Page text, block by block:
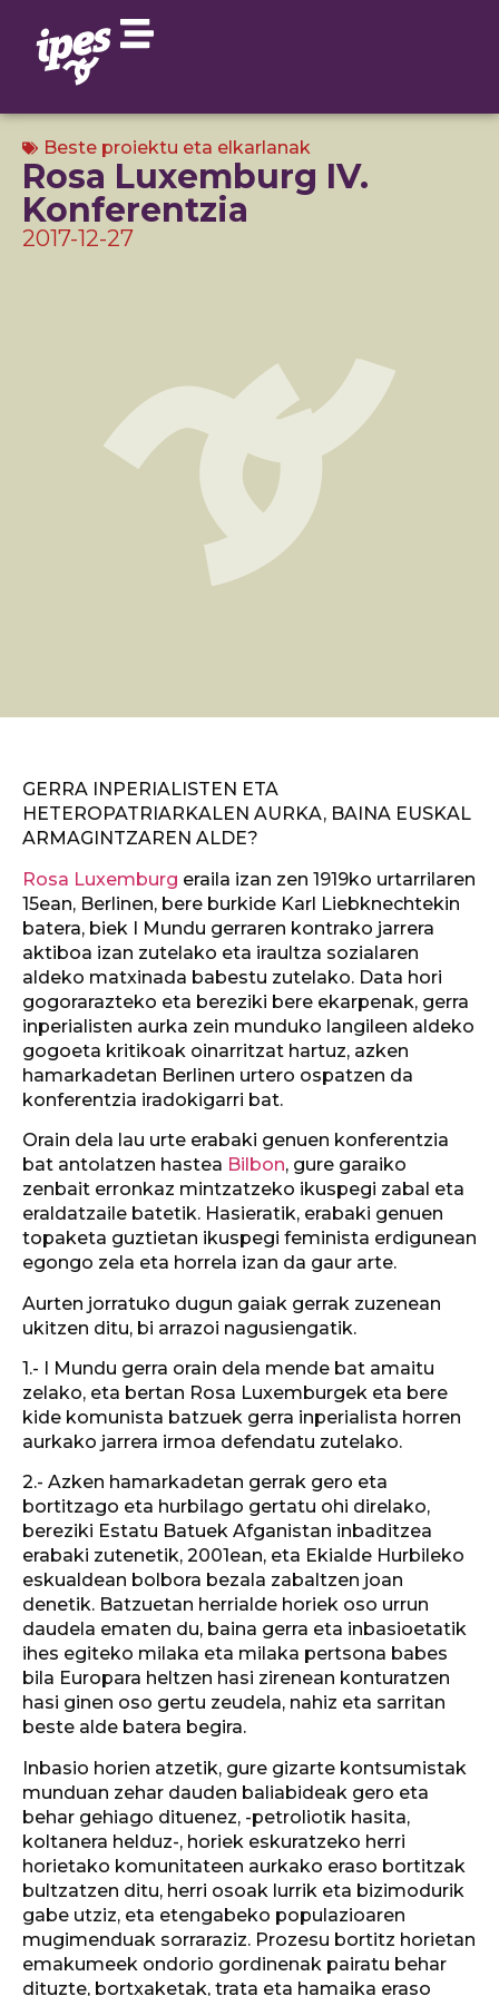
Beste proiektu eta elkarlanak
Rosa Luxemburg IV.
Konferentzia
2017-12-27
GERRA INPERIALISTEN ETA
HETEROPATRIARKALEN AURKA, BAINA EUSKAL
ARMAGINTZAREN ALDE?
Rosa Luxemburg eraila izan zen 1919ko urtarrilaren
15ean, Berlinen, bere burkide Karl Liebknechtekin
batera, biek I Mundu gerraren kontrako jarrera
aktiboa izan zutelako eta iraultza sozialaren
aldeko matxinada babestu zutelako. Data hori
gogorarazteko eta bereziki bere ekarpenak, gerra
inperialisten aurka zein munduko langileen aldeko
gogoeta kritikoak oinarritzat hartuz, azken
hamarkadetan Berlinen urtero ospatzen da
konferentzia iradokigarri bat.
Orain dela lau urte erabaki genuen konferentzia
bat antolatzen hastea Bilbon, gure garaiko
zenbait erronkaz mintzatzeko ikuspegi zabal eta
eraldatzaile batetik. Hasieratik, erabaki genuen
topaketa guztietan ikuspegi feminista erdigunean
egongo zela eta horrela izan da gaur arte.
Aurten jorratuko dugun gaiak gerrak zuzenean
ukitzen ditu, bi arrazoi nagusiengatik.
1.- I Mundu gerra orain dela mende bat amaitu
zelako, eta bertan Rosa Luxemburgek eta bere
kide komunista batzuek gerra inperialista horren
aurkako jarrera irmoa defendatu zutelako.
2.- Azken hamarkadetan gerrak gero eta
bortitzago eta hurbilago gertatu ohi direlako,
bereziki Estatu Batuek Afganistan inbaditzea
erabaki zutenetik, 2001ean, eta Ekialde Hurbileko
eskualdean bolbora bezala zabaltzen joan
denetik. Batzuetan herrialde horiek oso urrun
daudela ematen du, baina gerra eta inbasioetatik
ihes egiteko milaka eta milaka pertsona babes
bila Europara heltzen hasi zirenean konturatzen
hasi ginen oso gertu zeudela, nahiz eta sarritan
beste alde batera begira.
Inbasio horien atzetik, gure gizarte kontsumistak
munduan zehar dauden baliabideak gero eta
behar gehiago dituenez, -petroliotik hasita,
koltanera helduz-, horiek eskuratzeko herri
horietako komunitateen aurkako eraso bortitzak
bultzatzen ditu, herri osoak lurrik eta bizimodurik
gabe utziz, eta etengabeko populazioaren
mugimenduak sorraraziz. Prozesu bortitz horietan
emakumeek ondorio gordinenak pairatu behar
dituzte, bortxaketak, trata eta hamaika eraso